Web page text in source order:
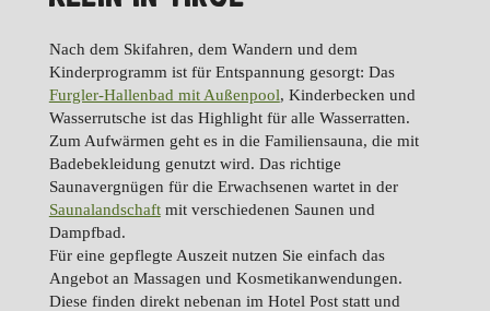
Nach dem Skifahren, dem Wandern und dem
Kinderprogramm ist für Entspannung gesorgt: Das
Furgler-Hallenbad mit Außenpool, Kinderbecken und
Wasserrutsche ist das Highlight für alle Wasserratten.
Zum Aufwärmen geht es in die Familiensauna, die mit
Badebekleidung genutzt wird. Das richtige
Saunavergnügen für die Erwachsenen wartet in der
Saunalandschaftmit verschiedenen Saunen und
Dampfbad.
Für eine gepflegte Auszeit nutzen Sie einfach das
Angebot an Massagen und Kosmetikanwendungen.
Diese finden direkt nebenan im Hotel Post statt und